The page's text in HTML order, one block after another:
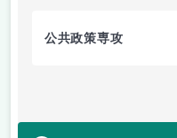
公共政策専攻